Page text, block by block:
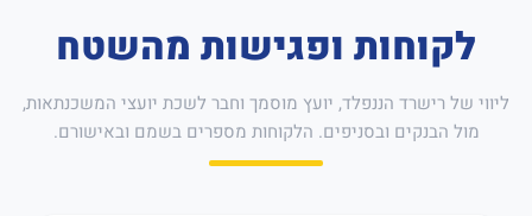
לקוחות ופגישות מהשטח
ליווי של רישרד הננפלד, יועץ מוסמך וחבר לשכת יועצי המשכנתאות,
מול הבנקים ובסניפים. הלקוחות מספרים בשמם ובאישורם.